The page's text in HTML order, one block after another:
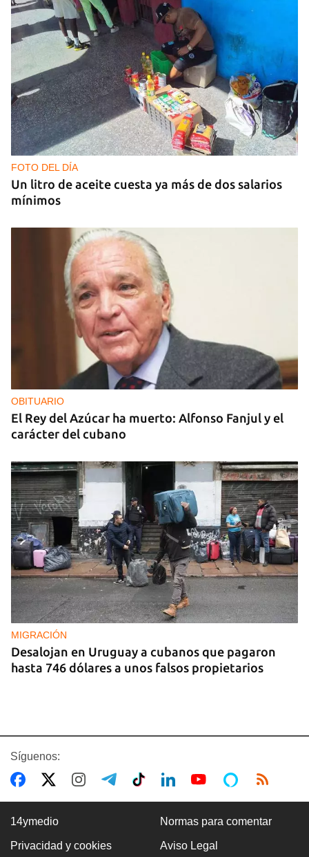
MÚSICA
Un público enamorado de Celia Cruz desafía la
censura en un homenaje en La Habana
FOTO DEL DÍA
Un litro de aceite cuesta ya más de dos salarios
mínimos
OBITUARIO
El Rey del Azúcar ha muerto: Alfonso Fanjul y el
carácter del cubano
MIGRACIÓN
Desalojan en Uruguay a cubanos que pagaron
hasta 746 dólares a unos falsos propietarios
Síguenos:
14ymedio Normas para comentar
Privacidad y cookies Aviso Legal